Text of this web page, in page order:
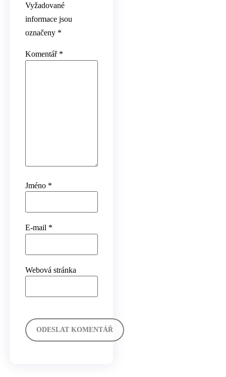
Vyžadované
informace jsou
označeny *
Komentář *
Jméno *
E-mail *
Webová stránka